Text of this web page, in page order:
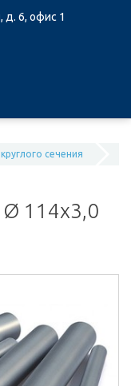
д. 6, офис 1
сечения
Ø 114х3,0